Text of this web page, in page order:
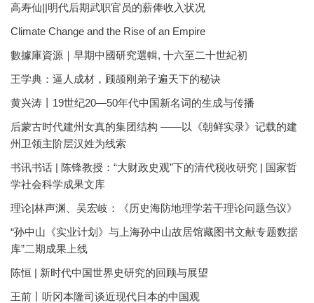
高寿仙||明代后期武职官员的薪俸收入状况
Climate Change and the Rise of an Empire
數據庫資源｜早期中國研究選輯, 十六至二十世紀初
王学典：逼人成材，顾颉刚弟子遍天下的秘诀
黄兴涛丨19世纪20—50年代中国新名词的生成与传播
后蒙古时代建州女真的集团结构 ——以《朝鲜实录》记载的建
州卫领主阶层汉姓为线索
书讯书话 | 陈锋教授：“大财政史观”下的清代税收研究 | 国家哲
学社会科学成果文库
理论|林声渊、吴宏岐：《历史海防地理学若干理论问题刍议》
“孙中山《实业计划》与上海孙中山故居馆藏图书文献专题数据
库”二期成果上线
陈恒 | 新时代中国世界史研究的回顾与展望
王前丨听冈本隆司谈近现代日本的中国观